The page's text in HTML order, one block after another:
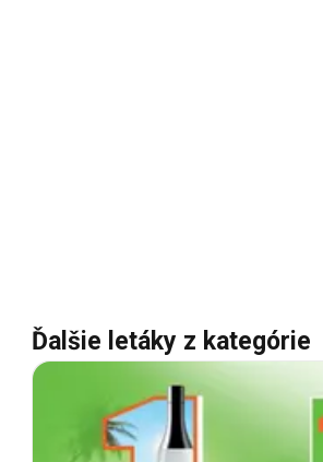
Ďalšie letáky z kategórie